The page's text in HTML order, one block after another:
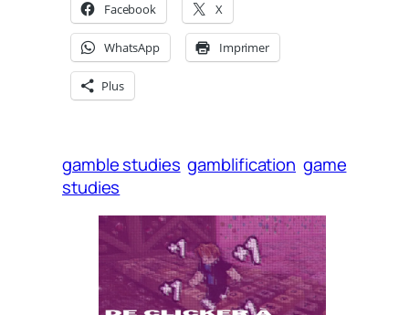
Facebook X
WhatsApp Imprimer
Plus
gamble studies gamblification game
studies